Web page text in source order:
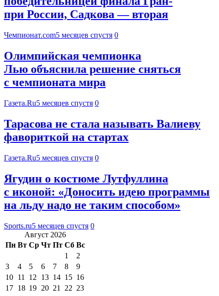
при России, Садкова — вторая
Чемпионат.com5 месяцев спустя 0
Олимпийская чемпионка
Лью объяснила решение сняться
с чемпионата мира
Газета.Ru5 месяцев спустя 0
Тарасова не стала называть Валиеву
фавориткой на стартах
Газета.Ru5 месяцев спустя 0
Ягудин о костюме Лутфуллина
с иконой: «Доносить идею программы
на льду надо не таким способом»
Sports.ru5 месяцев спустя 0
Август 2026
Пн Вт Ср Чт Пт Сб Вс
1
2
3
4 5 6 7 8
9
10 11 12 13 14 15 16
17 18 19 20 21 22 23